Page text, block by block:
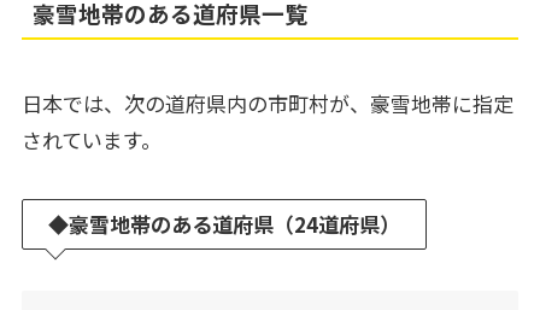
豪雪地帯のある道府県一覧
日本では、次の道府県内の市町村が、豪雪地帯に指定
されています。
◆豪雪地帯のある道府県（24道府県）